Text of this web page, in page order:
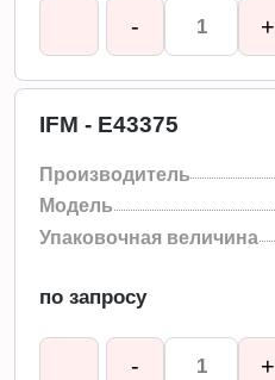
- +
IFM - E43375
Производитель
Модель
Упаковочная величина
по запросу
- +